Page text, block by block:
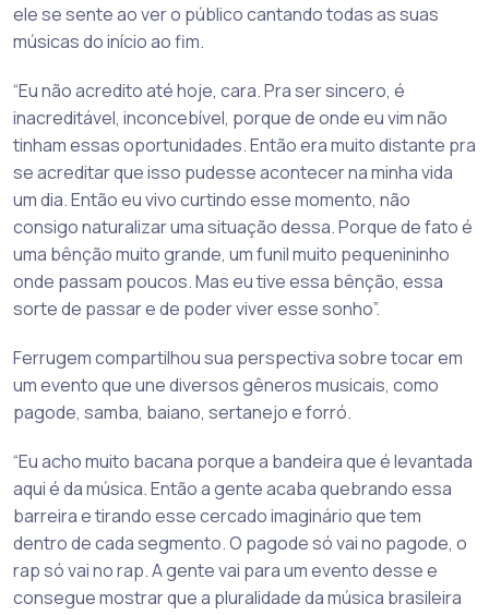
ele se sente ao ver o público cantando todas as suas
músicas do início ao fim.
“Eu não acredito até hoje, cara. Pra ser sincero, é
inacreditável, inconcebível, porque de onde eu vim não
tinham essas oportunidades. Então era muito distante pra
se acreditar que isso pudesse acontecer na minha vida
um dia. Então eu vivo curtindo esse momento, não
consigo naturalizar uma situação dessa. Porque de fato é
uma bênção muito grande, um funil muito pequenininho
onde passam poucos. Mas eu tive essa bênção, essa
sorte de passar e de poder viver esse sonho”.
Ferrugem compartilhou sua perspectiva sobre tocar em
um evento que une diversos gêneros musicais, como
pagode, samba, baiano, sertanejo e forró.
“Eu acho muito bacana porque a bandeira que é levantada
aqui é da música. Então a gente acaba quebrando essa
barreira e tirando esse cercado imaginário que tem
dentro de cada segmento. O pagode só vai no pagode, o
rap só vai no rap. A gente vai para um evento desse e
consegue mostrar que a pluralidade da música brasileira